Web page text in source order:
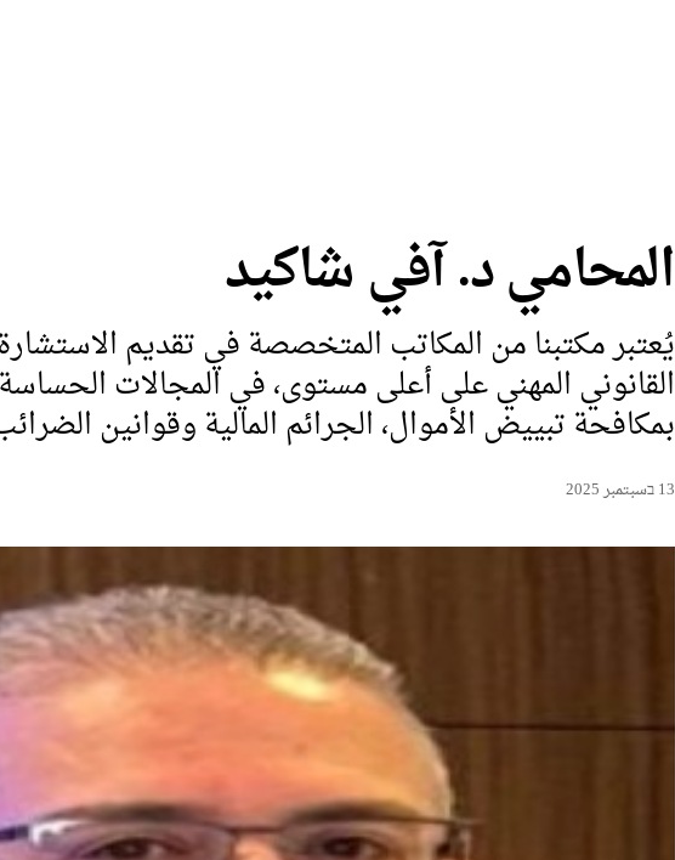
المحامي د. آفي شاكيد
يُعتبر مكتبنا من المكاتب المتخصصة في تقديم
القانوني المهني على أعلى مستوى، في المجالات
بمكافحة تبييض الأموال، الجرائم المالية وقوانين
13 בسبتمبر 2025